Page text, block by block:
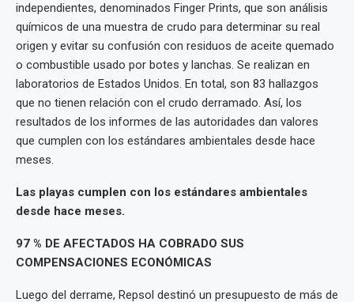
independientes, denominados Finger Prints, que son análisis
químicos de una muestra de crudo para determinar su real
origen y evitar su confusión con residuos de aceite quemado
o combustible usado por botes y lanchas. Se realizan en
laboratorios de Estados Unidos. En total, son 83 hallazgos
que no tienen relación con el crudo derramado. Así, los
resultados de los informes de las autoridades dan valores
que cumplen con los estándares ambientales desde hace
meses.
Las playas cumplen con los estándares ambientales
desde hace meses.
97 % DE AFECTADOS HA COBRADO SUS
COMPENSACIONES ECONÓMICAS
Luego del derrame, Repsol destinó un presupuesto de más de